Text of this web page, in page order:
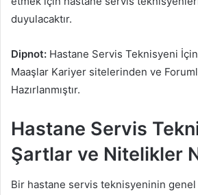
duyulacaktır.
Dipnot: Hastane Servis Teknisyeni
Maaşlar Kariyer sitelerinden ve
Hazırlanmıştır.
Hastane Servis
Şartlar ve Nitelikler
Bir hastane servis teknisyeninin genel